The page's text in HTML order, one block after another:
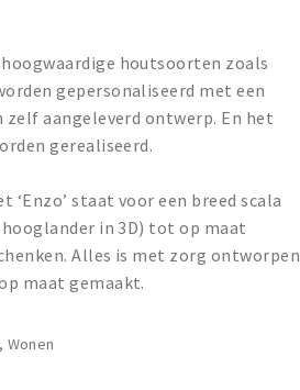
houtsoorten zoals
gepersonaliseerd met een
aangeleverd ontwerp. En het
gerealiseerd.
‘Enzo’ staat voor een breed scala
in 3D) tot op maat
Alles is met zorg ontworpen
maat gemaakt.